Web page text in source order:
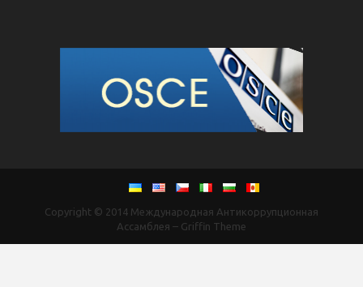
Copyright © 2014 Международная Антикоррупционная
Ассамблея – Griffin Theme